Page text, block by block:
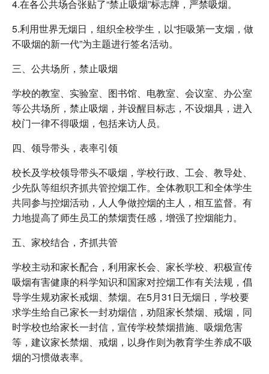
4.在各公共场合张贴了“禁止吸烟”标志牌，严禁吸烟。
5.利用世界无烟日，组织全校学生，以“拒吸第一支烟，做
不吸烟的新一代”为主题进行签名活动。
三、公共场所，禁止吸烟
学校的教室、实验室、图书馆、电教室、会议室、办公室
等公共场所，禁止吸烟，并设醒目标志，不设烟具，进入
校门一律不得吸烟，包括来访人员。
四、领导带头，表率引领
校长及学校领导带头不吸烟，学校行政、工会、教导处、
少先队等组织齐抓共管控烟工作。全体教职工和全体学生
共同参与控烟活动，人人争做控烟的主人，相互监督。有
力地提高了师生员工的禁烟责任感，增强了控烟能力。
五、家校结合，齐抓共管
学校主动和家长配合，利用家长会、家长学校、积极宣传
吸烟有害健康的科学知识和国家对控烟工作有关法规，倡
导学生规劝家长戒烟、禁烟。在5月31日无烟日，学校要
求学生给自己家长一封劝烟信，劝阻家长禁烟、戒烟，同
时学校也给家长一封信，宣传学校禁烟措施、吸烟危害
等，建议家长禁烟、戒烟，以身作则为教育学生养成不吸
烟的习惯做表率。